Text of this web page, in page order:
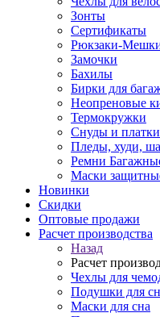
Зонты
Сертификаты
Рюкзаки-
Замочки
Бахилы
Бирки для
Неопреновые
Термокружки
Снуды и платки
Пледы, худи,
Ремни
Маски
Новинки
Скидки
Оптовые продажи
Расчет производства
Назад
Расчет
Чехлы для
Подушки для
Маски для сна